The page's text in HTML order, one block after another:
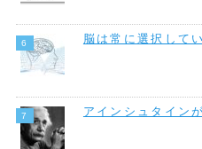
脳は常に選択して
アインシュタイン